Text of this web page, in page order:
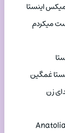
اینستا
میکردم
غمگین
زن